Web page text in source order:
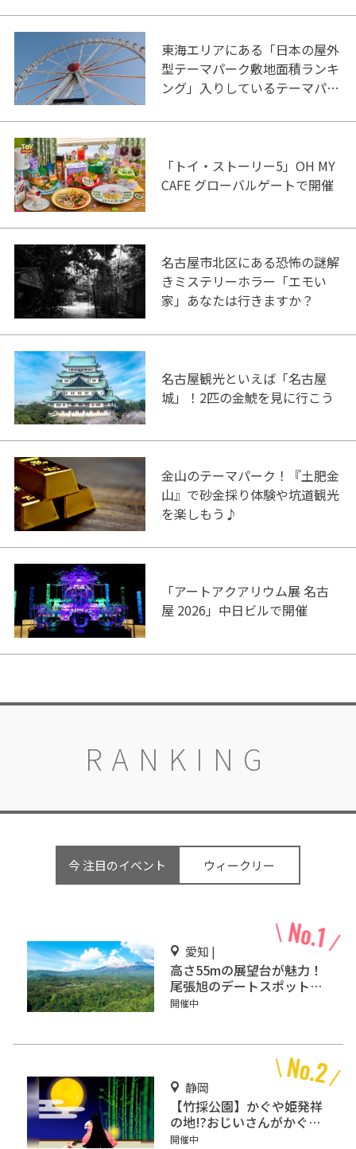
東海エリアにある「日本の屋外
型テーマパーク敷地面積ランキ
ング」入りしているテーマパー
「トイ・ストーリー5」OH MY
CAFE グローバルゲートで開催
名古屋市北区にある恐怖の謎解
きミステリーホラー「エモい
家」あなたは行きますか？
名古屋観光といえば「名古屋
城」！2匹の金鯱を見に行こう
金山のテーマパーク！『土肥金
山』で砂金採り体験や坑道観光
を楽しもう♪
「アートアクアリウム展 名古
屋 2026」中日ビルで開催
RANKING
今 注目のイベント ウィークリー
愛知 |
高さ55mの展望台が魅力！
尾張旭のデートスポット
「スカイワードあさひ」
開催中
静岡
【竹採公園】かぐや姫発祥
の地!?おじいさんがかぐや
姫を見つけた場所を見に行
開催中